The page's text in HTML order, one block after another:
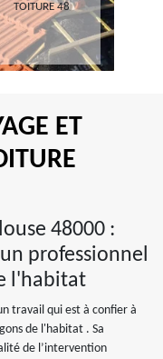
TOITURE 48
ET
48000 :
professionnel
l'habitat
travail qui est à confier à
de l'habitat . Sa
de l’intervention